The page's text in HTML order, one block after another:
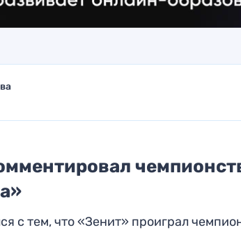
с тем, что «Зенит» проиграл